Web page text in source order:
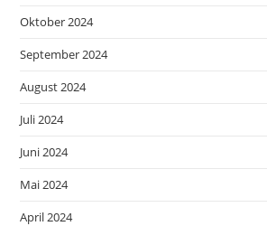
Oktober 2024
September 2024
August 2024
Juli 2024
Juni 2024
Mai 2024
April 2024